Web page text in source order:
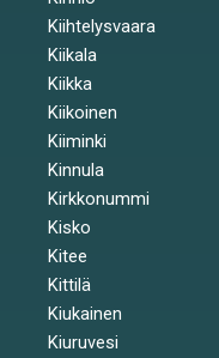
Kiihtelysvaara
Kiikala
Kiikka
Kiikoinen
Kiiminki
Kinnula
Kirkkonummi
Kisko
Kitee
Kittilä
Kiukainen
Kiuruvesi